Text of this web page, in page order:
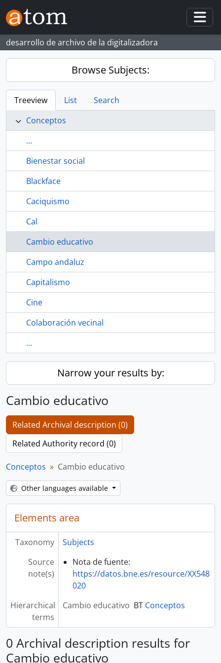
Skip to main content
desarrollo de archivo de la digitalizadora
Browse Subjects:
Treeview List
Search
Conceptos
...
Bienestar social
Blackface
Caciquismo
Cal
Cambio educativo
Campo andaluz
Capitalismo
Cine
Colaboración vecinal
...
Narrow your results by:
Cambio educativo
Related Archival description (0)
Related Authority record (0)
Conceptos Cambio educativo
Other languages available
Elements area
Taxonomy
Subjects
Source
note(s)
Nota de fuente:
https://datos.bne.es/resource/XX548
020
Hierarchical
terms
Cambio educativo BT Conceptos
0 Archival description results for
Cambio educativo